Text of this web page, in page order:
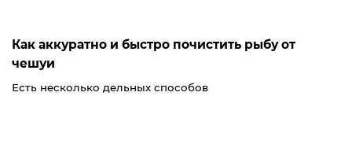
Как аккуратно и быстро почистить рыбу от
чешуи
Есть несколько дельных способов